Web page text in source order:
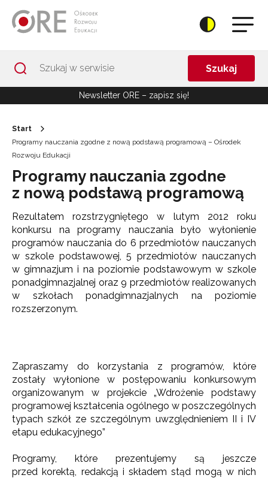
Szukaj
Newsletter ORE – zapisz się!
Start
Programy nauczania zgodne z nową podstawą programową – Ośrodek
Rozwoju Edukacji
Programy nauczania zgodne
z nową podstawą programową
Rezultatem rozstrzygniętego w lutym 2012 roku
konkursu na programy nauczania było wyłonienie
programów nauczania do 6 przedmiotów nauczanych
w szkole podstawowej, 5 przedmiotów nauczanych
w gimnazjum i na poziomie podstawowym w szkole
ponadgimnazjalnej oraz 9 przedmiotów realizowanych
w szkołach ponadgimnazjalnych na poziomie
rozszerzonym.
Zapraszamy do korzystania z programów, które
zostały wyłonione w postępowaniu konkursowym
organizowanym w projekcie „Wdrożenie podstawy
programowej kształcenia ogólnego w poszczególnych
typach szkół ze szczególnym uwzględnieniem II i IV
etapu edukacyjnego”
Programy, które prezentujemy są jeszcze
przed korektą, redakcją i składem stąd mogą w nich